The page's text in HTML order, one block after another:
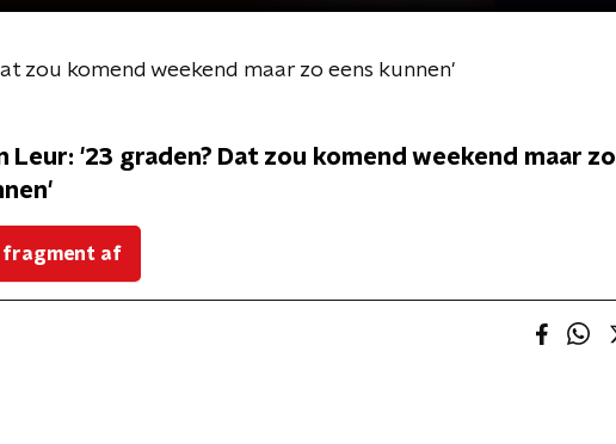
zou komend weekend maar zo eens kunnen'
Leur: '23 graden? Dat zou komend weekend maar zo
fragment af